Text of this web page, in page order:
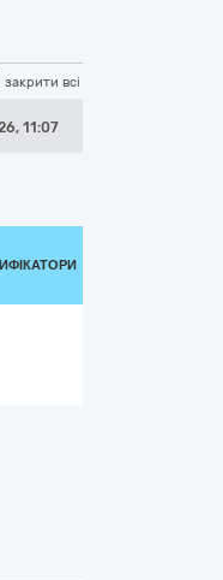
закрити всі
11:07